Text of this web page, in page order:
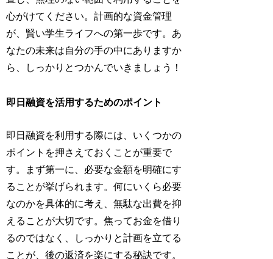
心がけてください。計画的な資金管理
が、賢い学生ライフへの第一歩です。あ
なたの未来は自分の手の中にありますか
ら、しっかりとつかんでいきましょう！
即日融資を活用するためのポイント
即日融資を利用する際には、いくつかの
ポイントを押さえておくことが重要で
す。まず第一に、必要な金額を明確にす
ることが挙げられます。何にいくら必要
なのかを具体的に考え、無駄な出費を抑
えることが大切です。焦ってお金を借り
るのではなく、しっかりと計画を立てる
ことが、後の返済を楽にする秘訣です。